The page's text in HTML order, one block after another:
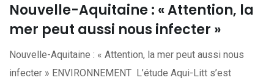
Nouvelle-Aquitaine : « Attention, la
mer peut aussi nous infecter »
Nouvelle-Aquitaine : « Attention, la mer peut aussi nous
infecter » ENVIRONNEMENT L’étude Aqui-Litt s’est